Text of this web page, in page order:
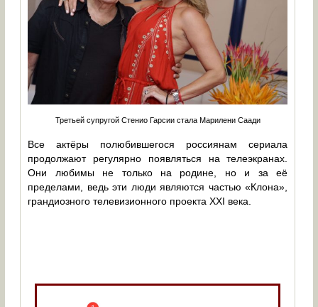
Третьей супругой Стенио Гарсии стала Марилени Саади
Все актёры полюбившегося россиянам сериала
продолжают регулярно появляться на телеэкранах.
Они любимы не только на родине, но и за её
пределами, ведь эти люди являются частью «Клона»,
грандиозного телевизионного проекта XXI века.